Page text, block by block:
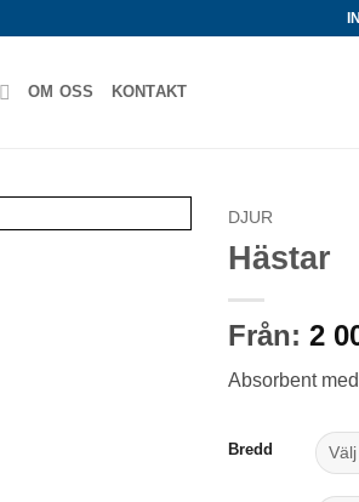
OM OSS KONTAKT
DJUR
Hästar
Från: 2
Absorbent
Bredd